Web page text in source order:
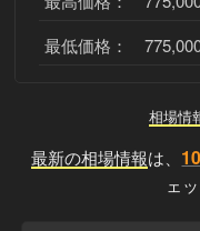
最低価格：
相場情
最新の相場情報は、
ェ